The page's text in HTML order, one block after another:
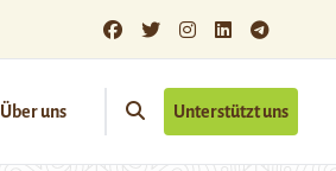
Über uns Unterstützt uns